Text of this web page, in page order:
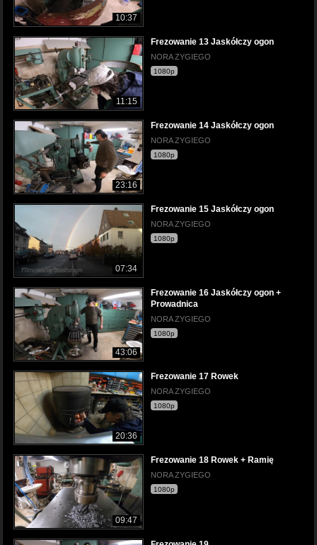
10:37
11:15
Frezowanie 13 Jaskółczy ogon
NORA ZYGIEGO
1080p
23:16
Frezowanie 14 Jaskółczy ogon
NORA ZYGIEGO
1080p
07:34
Frezowanie 15 Jaskółczy ogon
NORA ZYGIEGO
1080p
43:06
Frezowanie 16 Jaskółczy ogon +
Prowadnica
NORA ZYGIEGO
1080p
20:36
Frezowanie 17 Rowek
NORA ZYGIEGO
1080p
09:47
Frezowanie 18 Rowek + Ramię
NORA ZYGIEGO
1080p